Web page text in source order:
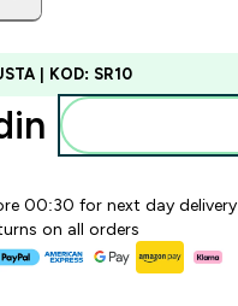
| KOD: SR10
00:30 for next day delivery
on all orders